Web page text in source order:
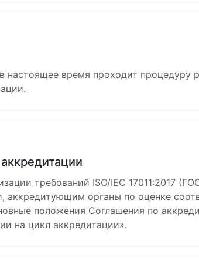
время проходит процедуру
требований ISO/IEC 17011:2017
аккредитующим органы по оценке
положения Соглашения по
на цикл аккредитации».